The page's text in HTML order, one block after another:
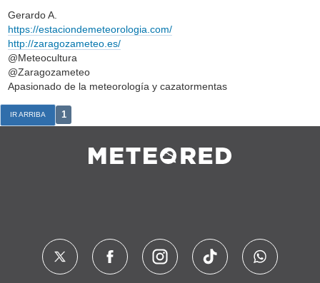
Gerardo A.
https://estaciondemeteorologia.com/
http://zaragozameteo.es/
@Meteocultura
@Zaragozameteo
Apasionado de la meteorología y cazatormentas
IR ARRIBA 1